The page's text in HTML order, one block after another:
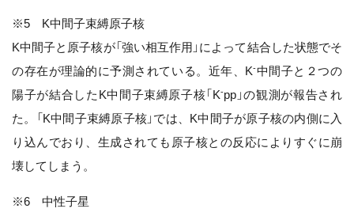
※5 K中間子束縛原子核
K中間子と原子核が「強い相互作用」によって結合した状態でそ
の存在が理論的に予測されている。近年、K-中間子と２つの
陽子が結合したK中間子束縛原子核「K-pp」の観測が報告され
た。「K中間子束縛原子核」では、K中間子が原子核の内側に入
り込んでおり、生成されても原子核との反応によりすぐに崩
壊してしまう。
※6 中性子星